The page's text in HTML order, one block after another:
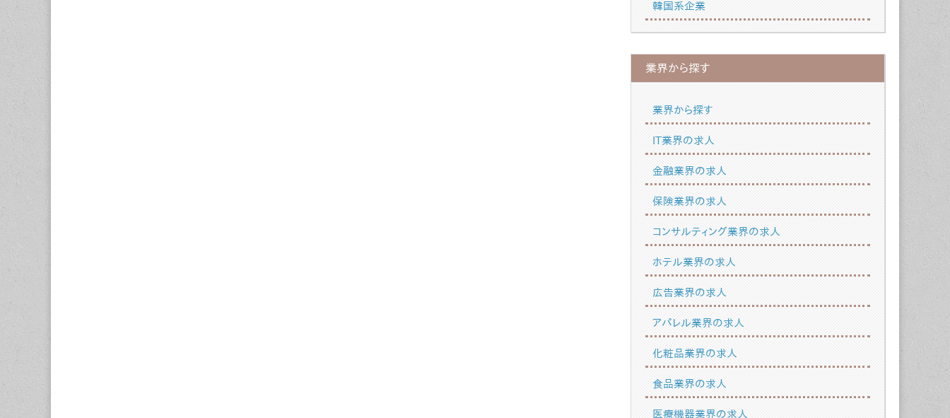
韓国系企業
業界から探す
業界から探す
IT業界の求人
金融業界の求人
保険業界の求人
コンサルティング業界の求人
ホテル業界の求人
広告業界の求人
アパレル業界の求人
化粧品業界の求人
食品業界の求人
医療機器業界の求人